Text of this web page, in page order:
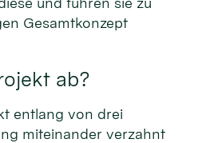
Gesamtkonzept
ab?
entlang von drei
miteinander verzahnt